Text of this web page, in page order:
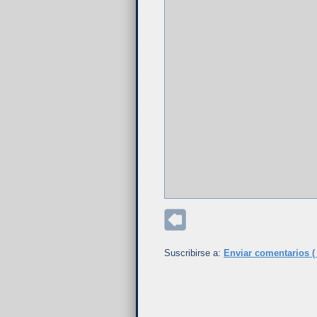
Suscribirse a: Enviar comentarios